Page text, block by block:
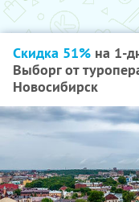
Скидка 51% на 1-
Выборг от
Новосибирск